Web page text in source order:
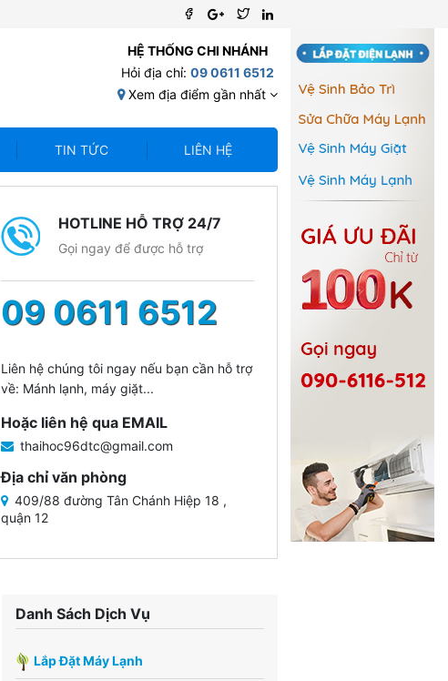
HỆ THỐNG CHI NHÁNH
Hỏi địa chỉ: 09 0611 6512
Xem địa điểm gần nhất
TIN TỨC LIÊN HỆ
HOTLINE HỖ TRỢ 24/7
Gọi ngay để được hỗ trợ
09 0611 6512
Liên hệ chúng tôi ngay nếu bạn cần hỗ trợ
về: Mánh lạnh, máy giặt...
Hoặc liên hệ qua EMAIL
thaihoc96dtc@gmail.com
Địa chỉ văn phòng
409/88 đường Tân Chánh Hiệp 18 ,
quận 12
Danh Sách Dịch Vụ
Lắp Đặt Máy Lạnh